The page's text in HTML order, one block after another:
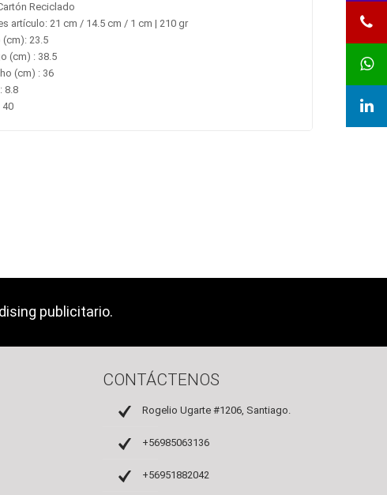
Reciclado
artículo: 21 cm / 14.5 cm / 1 cm | 210 gr
23.5
(cm) : 38.5
(cm) : 36
8.8
40
publicitario.
CONTÁCTENOS
Rogelio Ugarte #1206, Santiago.
+56985063136
+56951882042